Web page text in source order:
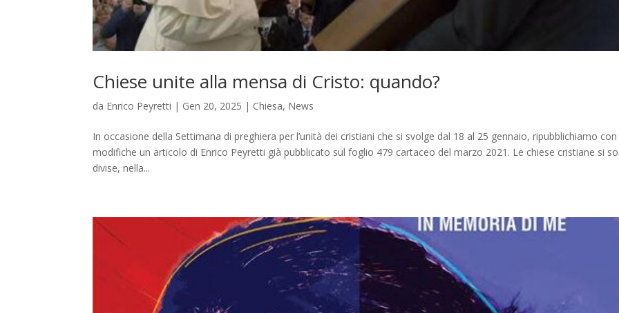
Chiese unite alla mensa di Cristo: quando?
da Enrico Peyretti | Gen 20, 2025 | Chiesa, News
In occasione della Settimana di preghiera per l’unità dei cristiani che si svolge dal 18 al 25 gennaio, ripubblichiamo
modifiche un articolo di Enrico Peyretti già pubblicato sul foglio 479 cartaceo del marzo 2021. Le chiese cristiane si
divise, nella...